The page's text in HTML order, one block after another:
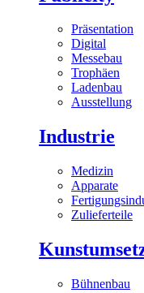
Präsentation
Digital
Messebau
Trophäen
Ladenbau
Ausstellung
Industrie
Medizin
Apparate
Zulieferteile
Bühnenbau